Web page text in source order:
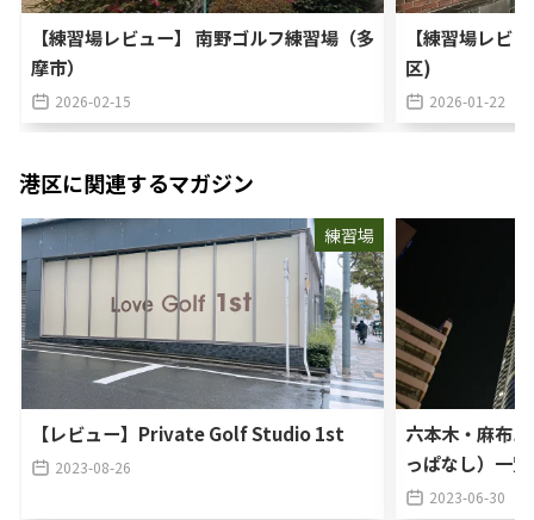
【練習場レビュー】 南野ゴルフ練習場（多
摩市）
2026-02-15
【練習場レビ
区)
2026-01-22
港区に関連するマガジン
練習場
【レビュー】Private Golf Studio 1st
2023-08-26
六本木・麻布
っぱなし）一覧
2023-06-30